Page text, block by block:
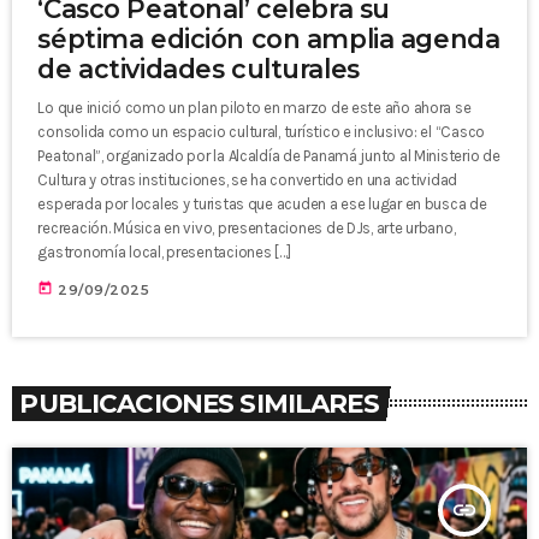
‘Casco Peatonal’ celebra su
séptima edición con amplia agenda
de actividades culturales
Lo que inició como un plan piloto en marzo de este año ahora se
consolida como un espacio cultural, turístico e inclusivo: el “Casco
Peatonal”, organizado por la Alcaldía de Panamá junto al Ministerio de
Cultura y otras instituciones, se ha convertido en una actividad
esperada por locales y turistas que acuden a ese lugar en busca de
recreación. Música en vivo, presentaciones de DJs, arte urbano,
gastronomía local, presentaciones […]
today 29/09/2025
PUBLICACIONES SIMILARES
insert_link